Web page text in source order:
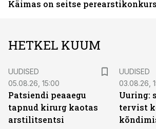
Käimas on seitse
HETKEL KUUM
UUDISED
05.08.26, 15:00
Patsiendi peaaegu
tapnud kirurg kaotas
arstilitsentsi
UUDISED
03.08.26,
Uuring:
tervist